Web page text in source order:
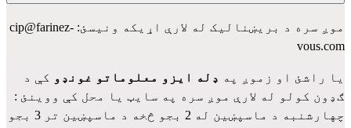
موږ سره د بریښنالیک له لارې اړیکه ونیسئ: cip@farinez-
vous.com
یا راشئ او زموږ په ډله ایزو معلوماتو غونډو کې د
ګډون کولو له لارې موږ سره په سایټ یا محل کې ووینئ :
چهارشنبه د ماسپښین له 2 بجو څخه د ماسپښین تر 3 بجو